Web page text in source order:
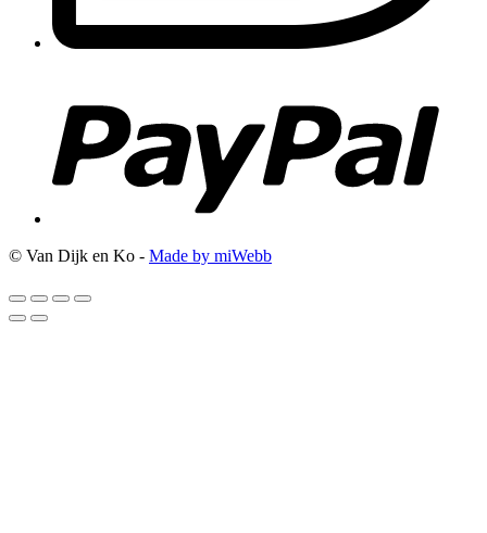
© Van Dijk en Ko - Made by miWebb